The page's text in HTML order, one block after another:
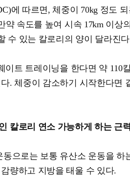
에 따르면, 체중이 70kg 정도
약 속도를 높여 시속 17km 이상
수 있는 칼로리의 양이 달라진
이트 트레이닝을 한다면 약
. 체중이 감소하기 시작한다면
칼로리 연소 가능하게 하는 근
으로는 보통 유산소 운동을
량하고 지방을 태울 수 있다.